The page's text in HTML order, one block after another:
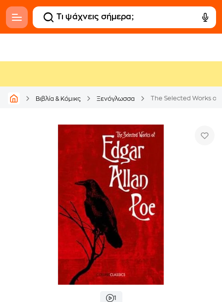
Βιβλία & Κόμικς Ξενόγλωσσα The Selected Works of
1